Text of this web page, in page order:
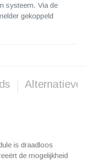
systeem. Via de
gekoppeld
Alternatieve
is draadloos
de mogelijkheid